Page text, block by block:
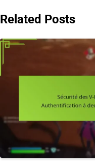
Related Posts